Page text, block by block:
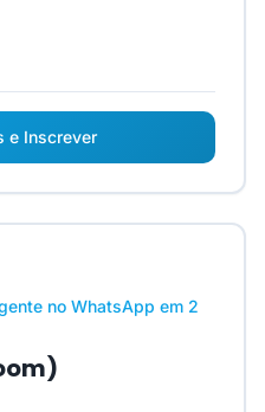
e Inscrever
no WhatsApp em 2